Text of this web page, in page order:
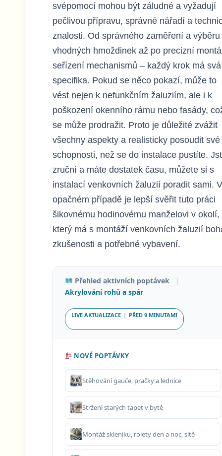
svépomocí mohou být záludné a vyžadují
pečlivou přípravu, správné nářadí a
znalosti. Od správného zaměření a výběru
vhodných hmoždinek až po precizní
seřízení mechanismů – každý krok má svá
specifika. Pokud se něco pokazí, může to
vést nejen k nefunkčním žaluziím, ale i k
poškození okenního rámu nebo fasády,
se může prodražit. Proto je důležité zvážit
všechny aspekty a realisticky posoudit své
schopnosti, než se do instalace pustíte.
zruční a máte dostatek času, můžete si s
instalací venkovních žaluzií poradit sami. V
opačném případě je lepší svěřit tuto práci
šikovnému hodinovému manželovi v okolí,
který má s montáží venkovních žaluzií
zkušenosti a potřebné vybavení.
Přehled aktivních poptávek
|
Akrylování rohů a spár
LIVE AKTUALIZACE | PŘED 9 MINUTAMI
NOVÉ POPTÁVKY
Stěhování gauče, pračky a lednice
Stržení starých tapet v bytě
Montáž skleníku, rolety den a noc, sítě